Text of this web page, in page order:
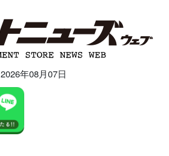
2026年08月07日